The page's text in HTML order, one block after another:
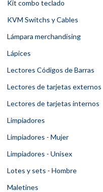
Kit combo teclado
KVM Switchs y Cables
Lámpara merchandising
Lápices
Lectores Códigos de Barras
Lectores de tarjetas externos
Lectores de tarjetas internos
Limpiadores
Limpiadores - Mujer
Limpiadores - Unisex
Lotes y sets - Hombre
Maletines